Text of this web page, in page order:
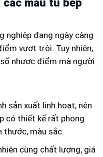
nghiệp đang ngày càng
vượt trội. Tuy nhiên,
nhược điểm mà người
sản xuất linh hoạt, nên
có thiết kế rất phong
thước, màu sắc.
cùng chất lượng, giá